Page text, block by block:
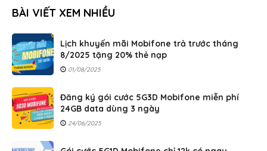
BÀI VIẾT XEM NHIỀU
Lịch khuyến mãi Mobifone trả trước tháng
8/2025 tặng 20% thẻ nạp
01/08/2025
Đăng ký gói cước 5G3D Mobifone miễn phí
24GB data dùng 3 ngày
24/06/2025